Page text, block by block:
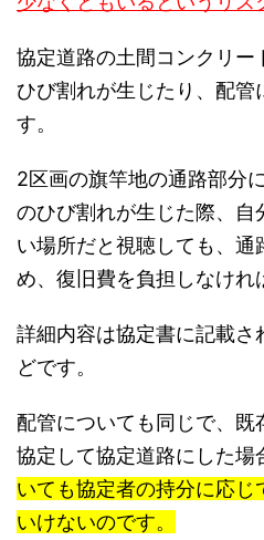
協定道路の土間コンクリー
ひび割れが生じたり、配管
す。
2区画の旗竿地の通路部分
のひび割れが生じた際、自
い場所だと視聴しても、通
め、復旧費を負担しなけれ
詳細内容は協定書に記載さ
どです。
配管についても同じで、
協定して協定道路にした場
いても協定者の持分に応
いけないのです。